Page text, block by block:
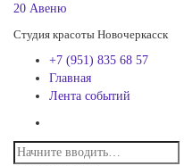
20 Авеню
Студия красоты Новочеркасск
+7 (951) 835 68 57
Главная
Лента событий